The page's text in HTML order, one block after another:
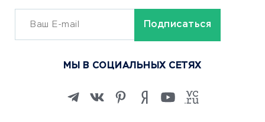
ОБУЧЕНИЕ И РАБОТА
Изучение иностранных
МЫ В СОЦИАЛЬНЫХ СЕТЯХ